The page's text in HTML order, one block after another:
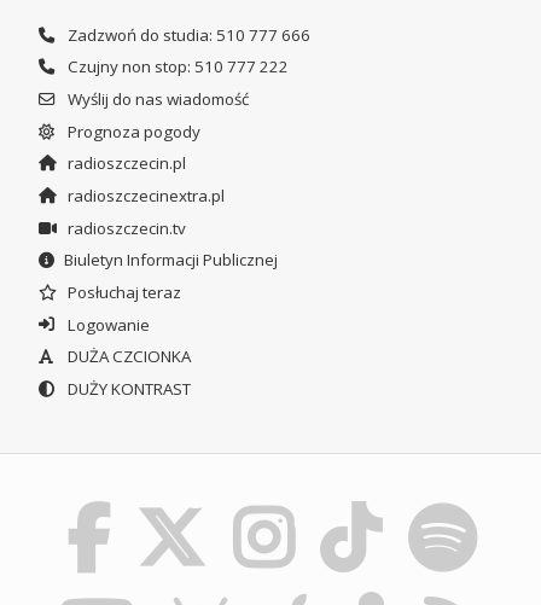
Zadzwoń do studia: 510 777 666
Czujny non stop: 510 777 222
Wyślij do nas wiadomość
Prognoza pogody
radioszczecin.pl
radioszczecinextra.pl
radioszczecin.tv
Biuletyn Informacji Publicznej
Posłuchaj teraz
Logowanie
DUŻA CZCIONKA
DUŻY KONTRAST